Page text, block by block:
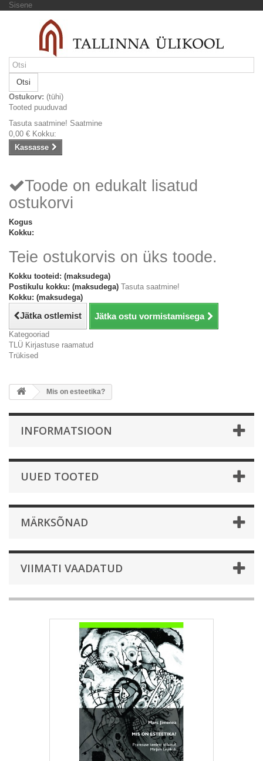
Sisene
Otsi
Ostukorv: (tühi)
Tooted puuduvad
Tasuta saatmine! Saatmine
0,00 € Kokku:
Kassasse
Toode on edukalt lisatud
ostukorvi
Kogus
Kokku:
Teie ostukorvis on üks toode.
Kokku tooteid: (maksudega)
Postikulu kokku: (maksudega) Tasuta saatmine!
Kokku: (maksudega)
Jätka ostlemist Jätka ostu vormistamisega
Kategooriad
TLÜ Kirjastuse raamatud
Trükised
Mis on esteetika?
INFORMATSIOON
UUED TOOTED
MÄRKSÕNAD
VIIMATI VAADATUD